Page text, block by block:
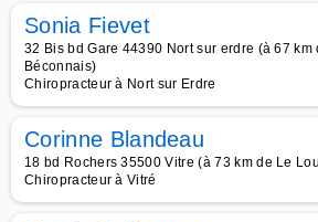
Sonia Fievet
32 Bis bd Gare 44390 Nort sur erdre (à 67 km
Béconnais)
Chiropracteur à Nort sur Erdre
Corinne Blandeau
18 bd Rochers 35500 Vitre (à 73 km de Le
Chiropracteur à Vitré